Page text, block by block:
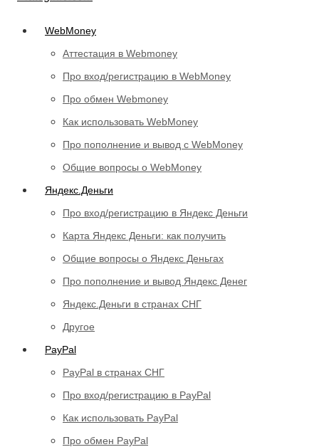
WebMoney
Аттестация в Webmoney
Про вход/регистрацию в WebMoney
Про обмен Webmoney
Как использовать WebMoney
Про пополнение и вывод с WebMoney
Общие вопросы о WebMoney
Яндекс.Деньги
Про вход/регистрацию в Яндекс Деньги
Карта Яндекс Деньги: как получить
Общие вопросы о Яндекс Деньгах
Про пополнение и вывод Яндекс Денег
Яндекс.Деньги в странах СНГ
Другое
PayPal
PayPal в странах СНГ
Про вход/регистрацию в PayPal
Как использовать PayPal
Про обмен PayPal